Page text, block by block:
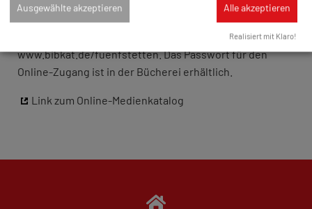
Den gesamten Medienbestand finden Sie/findet ihr in
unserem Online-Medienkatalog BVSeOPAC unter
www.bibkat.de/fuenfstetten. Das Passwort für den
Online-Zugang ist in der Bücherei erhältlich.
Link zum Online-Medienkatalog
Ausgewählte akzeptieren Alle akzeptieren
Realisiert mit Klaro!